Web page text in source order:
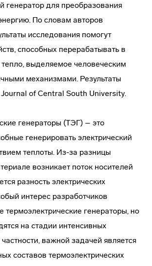
генератор для преобразования
По словам авторов
исследования помогут
способных перерабатывать в
выделяемое человеческим
механизмами. Результаты
Journal of Central South University.
генераторы (ТЭГ) – это
генерировать электрический
теплоты. Из-за разницы
возникает поток носителей
разность электрических
интерес разработчиков
термоэлектрические генераторы, но
на стадии интенсивных
важной задачей является
составов термоэлектрических